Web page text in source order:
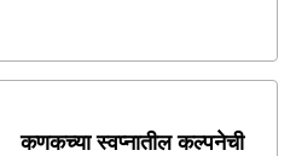
कणकच्या स्वप्नातील कल्पनेची